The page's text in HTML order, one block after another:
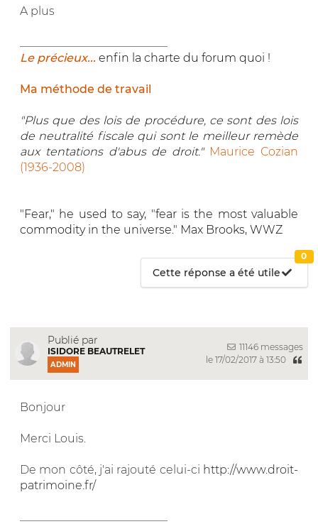
A plus
Le précieux... enfin la charte du forum quoi !
Ma méthode de travail
"Plus que des lois de procédure, ce sont des lois
de neutralité fiscale qui sont le meilleur remède
aux tentations d'abus de droit." Maurice Cozian
(1936-2008)
"Fear," he used to say, "fear is the most valuable
commodity in the universe." Max Brooks, WWZ
Cette réponse a été utile
0
Publié par
ISIDORE BEAUTRELET
ADMIN
11146 messages
le 17/02/2017 à 13:50
Bonjour
Merci Louis.
De mon côté, j'ai rajouté celui-ci http://www.droit-
patrimoine.fr/